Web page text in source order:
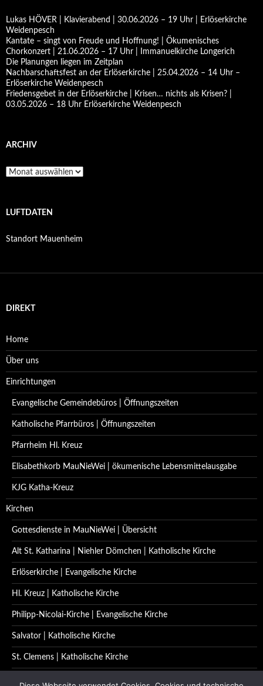
Lukas HÖVER | Klavierabend | 30.06.2026 – 19 Uhr | Erlöserkirche
Weidenpesch
Kantate – singt von Freude und Hoffnung! | Ökumenisches
Chorkonzert | 21.06.2026 – 17 Uhr | Immanuelkirche Longerich
Die Planungen liegen im Zeitplan
Nachbarschaftsfest an der Erlöserkirche | 25.04.2026 – 14 Uhr –
Erlöserkirche Weidenpesch
Friedensgebet in der Erlöserkirche | Krisen… nichts als Krisen? |
03.05.2026 – 18 Uhr Erlöserkirche Weidenpesch
ARCHIV
Archiv
LUFTDATEN
Standort Mauenheim
DIREKT
Home
Über uns
Einrichtungen
Evangelische Gemeindebüros | Öffnungszeiten
Katholische Pfarrbüros | Öffnungszeiten
Pfarrheim Hl. Kreuz
Elisabethkorb MauNieWei | ökumenische Lebensmittelausgabe
KJG Katha-Kreuz
Kirchen
Gottesdienste in MauNieWei | Übersicht
Alt St. Katharina | Niehler Dömchen | Katholische Kirche
Erlöserkirche | Evangelische Kirche
Hl. Kreuz | Katholische Kirche
Philipp-Nicolai-Kirche | Evangelische Kirche
Salvator | Katholische Kirche
St. Clemens | Katholische Kirche